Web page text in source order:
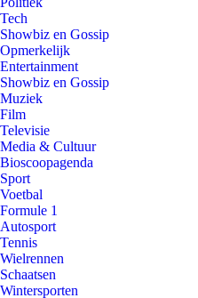
Tech
Showbiz en Gossip
Opmerkelijk
Entertainment
Showbiz en Gossip
Muziek
Film
Televisie
Media & Cultuur
Bioscoopagenda
Sport
Voetbal
Formule 1
Autosport
Tennis
Wielrennen
Schaatsen
Wintersporten